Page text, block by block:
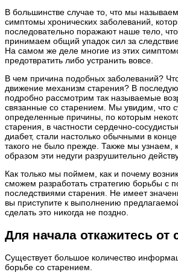
В большинстве случае то, что мы
симптомы хронических заболеваний,
последовательно поражают наше тело,
принимаем общий упадок сил за
На самом же деле многие из этих
предотвратить либо устранить вовсе.
В чем причина подобных заболеваний?
движение механизм старения? В
подробно рассмотрим так называемые
связанные со старением. Мы увидим, что
определенные причины, по которым
старения, в частности сердечно-
диабет, стали настолько обычными в
такого не было прежде. Также мы узнаем,
образом эти недуги разрушительно
Как только мы поймем, как и почему
сможем разработать стратегию борьбы с
последствиями старения. Не имеет
вы приступите к выполнению
сделать это никогда не поздно.
Для начала откажитесь от
Существует большое количество
борьбе со старением.